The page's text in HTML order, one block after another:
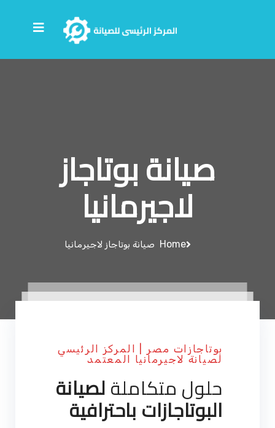
صيانة بوتاجاز
لاجيرمانيا
Home صيانة بوتاجاز لاجيرمانيا
بوتاجازات مصر | المركز الرئيسي
لصيانة لاجيرمانيا المعتمد
حلول متكاملةلصيانة
البوتاجازات باحترافية